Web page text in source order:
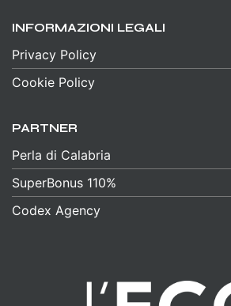
INFORMAZIONI LEGALI
Privacy Policy
Cookie Policy
PARTNER
Perla di Calabria
SuperBonus 110%
Codex Agency